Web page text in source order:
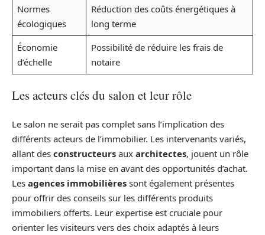
Normes
écologiques
Réduction des coûts énergétiques à
long terme
Économie
d’échelle
Possibilité de réduire les frais de
notaire
Les acteurs clés du salon et leur rôle
Le salon ne serait pas complet sans l’implication des
différents acteurs de l’immobilier. Les intervenants variés,
allant des constructeurs aux architectes, jouent un rôle
important dans la mise en avant des opportunités d’achat.
Les agences immobilières sont également présentes
pour offrir des conseils sur les différents produits
immobiliers offerts. Leur expertise est cruciale pour
orienter les visiteurs vers des choix adaptés à leurs